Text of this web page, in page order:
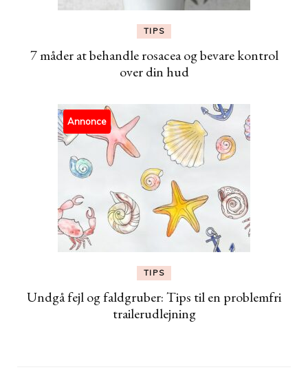
TIPS
7 måder at behandle rosacea og bevare kontrol
over din hud
Annonce
TIPS
Undgå fejl og faldgruber: Tips til en problemfri
trailerudlejning